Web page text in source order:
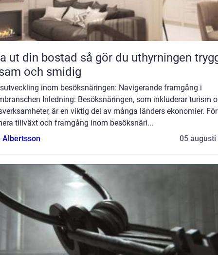
bostad så gör du uthyrningen trygg,
och smidig
inom besöksnäringen: Navigerande framgång i
Inledning: Besöksnäringen, som inkluderar turism
är en viktig del av många länders ekonomier.
tillväxt och framgång inom besöksnäri...
Albertsson
05 augusti